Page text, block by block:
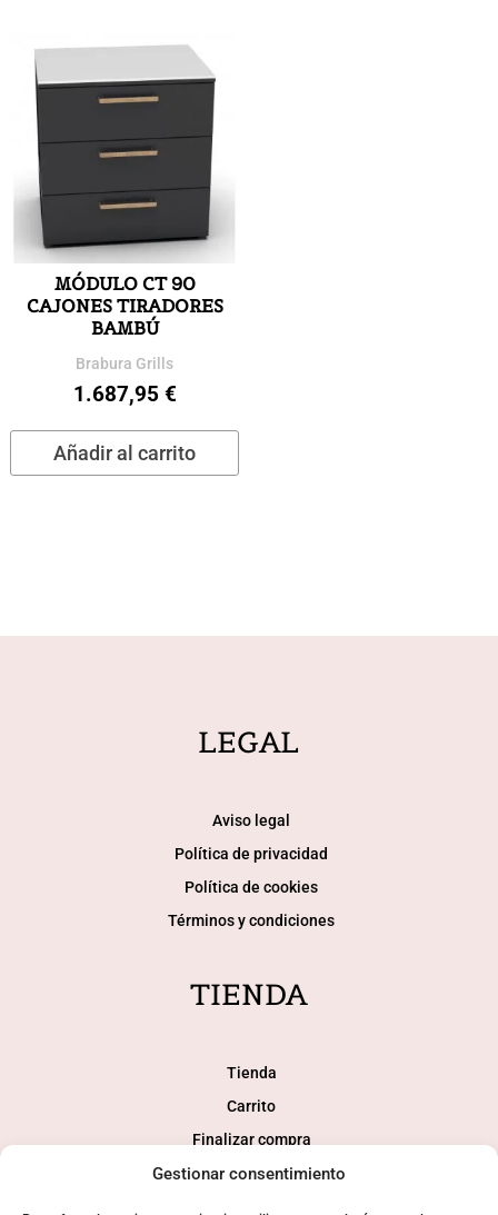
Gestionar consentimiento
MÓDULO CT 90
CAJONES TIRADORES
BAMBÚ
Brabura Grills
1.687,95 €
Añadir al carrito
LEGAL
Aviso legal
Política de privacidad
Política de cookies
Términos y condiciones
TIENDA
Tienda
Carrito
Finalizar compra
Mi cuenta